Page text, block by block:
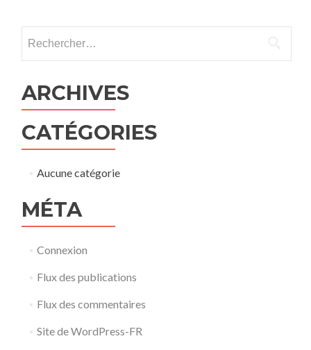
ARCHIVES
CATÉGORIES
Aucune catégorie
MÉTA
Connexion
Flux des publications
Flux des commentaires
Site de WordPress-FR